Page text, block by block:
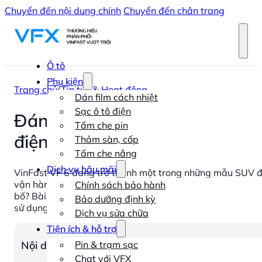
Chuyển đến nội dung chính Chuyển đến chân trang
Ô tô
Phụ kiện
Dán film cách nhiệt
Sạc ô tô điện
Tấm che pin
Thảm sàn, cốp
Tấm che nắng
Dịch vụ hậu mãi
Chính sách bảo hành
Bảo dưỡng định kỳ
Dịch vụ sửa chữa
Tiện ích & hỗ trợ
Pin & trạm sạc
Chat với VFX
Trang chủ/Tin tức & Hoạt động
Đánh giá VinFast VF 6 2026:
điện hạng B?
VinFast VF 6 đang trở thành một trong những mẫu
vận hành mạnh mẽ và chi phí sử dụng tiết kiệm. Tuy
bố? Bài đánh giá VinFast VF 6 dưới đây sẽ giúp bạn có
sử dụng cũng như những ưu và nhược điểm đáng cân
Nội dung chính